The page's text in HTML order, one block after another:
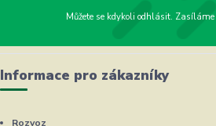
Můžete se kdykoli odhlásit.
Informace pro zákazníky
Rozvoz